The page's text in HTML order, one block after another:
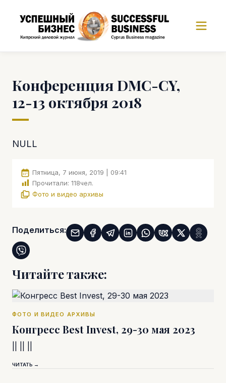
Конференция DMC-CY,
12-13 октября 2018
NULL
Пятница, 7 июня, 2019 | 09:41
Прочитали: 118чел.
Фото и видео архивы
Поделиться:
Читайте также:
ФОТО И ВИДЕО АРХИВЫ
Конгресс Best Invest, 29-30 мая 2023
ЧИТАТЬ →